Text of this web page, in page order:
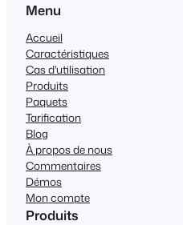
Menu
Accueil
Caractéristiques
Cas d'utilisation
Produits
Paquets
Tarification
Blog
À propos de nous
Commentaires
Démos
Mon compte
Produits